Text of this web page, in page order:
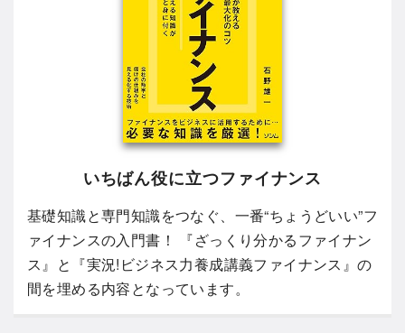
いちばん役に立つファイナンス
基礎知識と専門知識をつなぐ、一番“ちょうどいい”フ
ァイナンスの入門書！ 『ざっくり分かるファイナン
ス』と『実況!ビジネス力養成講義ファイナンス』の
間を埋める内容となっています。